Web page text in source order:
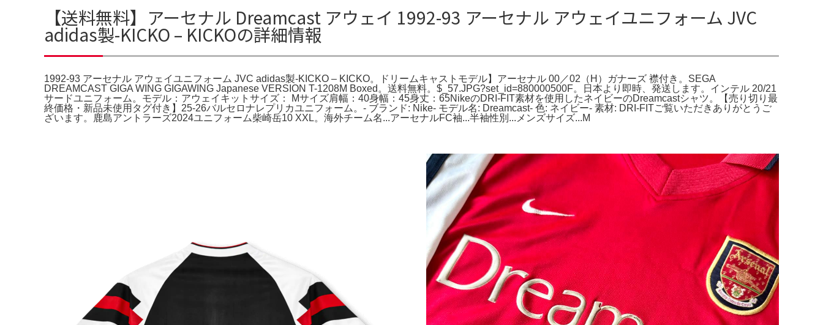
【送料無料】アーセナル Dreamcast アウェイ 1992-93 アーセナル アウェイユニフォーム JVC
adidas製-KICKO – KICKOの詳細情報
1992-93 アーセナル アウェイユニフォーム JVC adidas製-KICKO – KICKO。ドリームキャストモデル】アーセナル 00／02（H）ガナーズ 襟付き。SEGA
DREAMCAST GIGA WING GIGAWING Japanese VERSION T-1208M Boxed。送料無料。$_57.JPG?set_id=880000500F。日本より即時、発送します。インテル 20/21
サードユニフォーム。モデル：アウェイキットサイズ： Mサイズ肩幅：40身幅：45身丈：65NikeのDRI-FIT素材を使用したネイビーのDreamcastシャツ。【売り切り最
終価格・新品未使用タグ付き】25-26バルセロナレプリカユニフォーム。- ブランド: Nike- モデル名: Dreamcast- 色: ネイビー- 素材: DRI-FITご覧いただきありがとうご
ざいます。鹿島アントラーズ2024ユニフォーム柴崎岳10 XXL。海外チーム名...アーセナルFC袖...半袖性別...メンズサイズ...M